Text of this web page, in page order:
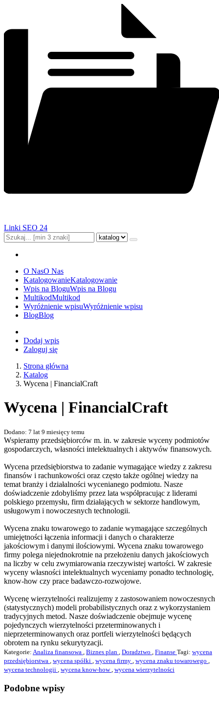
Linki SEO 24
O NasO Nas
KatalogowanieKatalogowanie
Wpis na BloguWpis na Blogu
MultikodMultikod
Wyróżnienie wpisuWyróżnienie wpisu
BlogBlog
Dodaj wpis
Zaloguj się
Strona główna
Katalog
Wycena | FinancialCraft
Wycena | FinancialCraft
Dodano: 7 lat 9 miesięcy temu
Wspieramy przedsiębiorców m. in. w zakresie wyceny podmiotów
gospodarczych, własności intelektualnych i aktywów finansowych.
Wycena przedsiębiorstwa to zadanie wymagające wiedzy z zakresu
finansów i rachunkowości oraz często także ogólnej wiedzy na
temat branży i działalności wycenianego podmiotu. Nasze
doświadczenie zdobyliśmy przez lata współpracując z liderami
polskiego przemysłu, firm działających w sektorze handlowym,
usługowym i nowoczesnych technologii.
Wycena znaku towarowego to zadanie wymagające szczególnych
umiejętności łączenia informacji i danych o charakterze
jakościowym i danymi ilościowymi. Wycena znaku towarowego
firmy polega niejednokrotnie na przełożeniu danych jakościowych
na liczby w celu zwymiarowania rzeczywistej wartości. W zakresie
wyceny własności intelektualnych wyceniamy ponadto technologię,
know-how czy prace badawczo-rozwojowe.
Wycenę wierzytelności realizujemy z zastosowaniem nowoczesnych
(statystycznych) modeli probabilistycznych oraz z wykorzystaniem
tradycyjnych metod. Nasze doświadczenie obejmuje wycenę
pojedynczych wierzytelności przeterminowanych i
nieprzeterminowanych oraz portfeli wierzytelności będących
obrotem na rynku sekurytyzacji.
Kategorie: Analiza finansowa Biznes plan Doradztwo Finanse Tagi: wycena
przedsiębiorstwa
wycena spółki wycena firmy wycena znaku towarowego
wycena technologii
wycena know-how wycena wierzytelności
Podobne wpisy